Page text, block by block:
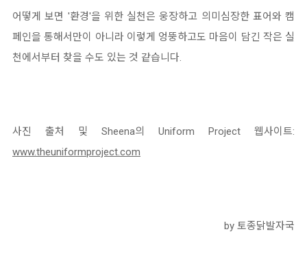
어떻게 보면 '환경'을 위한 실천은 웅장하고 의미심장한 표어와 캠
페인을 통해서만이 아니라 이렇게 엉뚱하고도 마음이 담긴 작은 실
천에서부터 찾을 수도 있는 것 같습니다.
사진 출처 및 Sheena의 Uniform Project 웹사이트:
www.theuniformproject.com
by 토종닭발자국